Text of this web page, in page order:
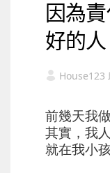
因為
好的人
House123
前幾天我
其實，我
就在我小